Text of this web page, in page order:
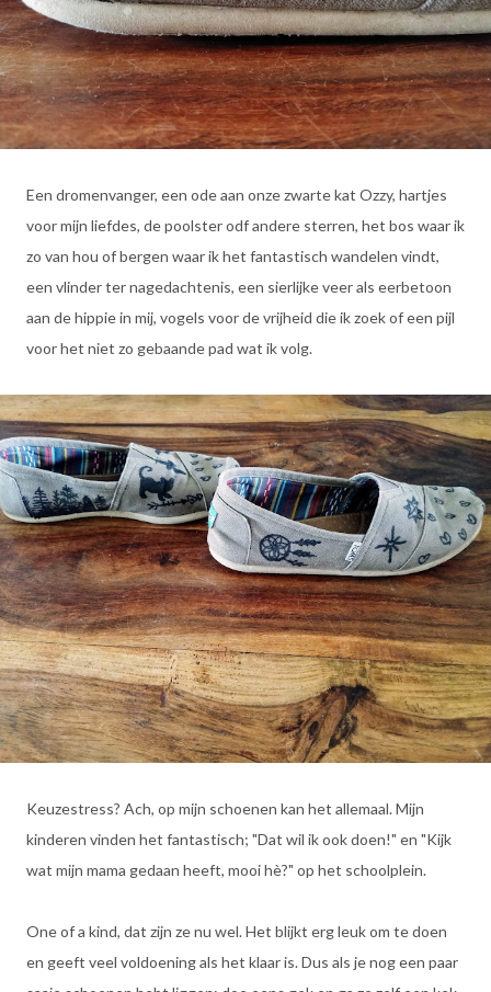
Een dromenvanger, een ode aan onze zwarte kat Ozzy, hartjes
voor mijn liefdes, de poolster odf andere sterren, het bos waar ik
zo van hou of bergen waar ik het fantastisch wandelen vindt,
een vlinder ter nagedachtenis, een sierlijke veer als eerbetoon
aan de hippie in mij, vogels voor de vrijheid die ik zoek of een pijl
voor het niet zo gebaande pad wat ik volg.
Keuzestress? Ach, op mijn schoenen kan het allemaal. Mijn
kinderen vinden het fantastisch; "Dat wil ik ook doen!" en "Kijk
wat mijn mama gedaan heeft, mooi hè?" op het schoolplein.
One of a kind, dat zijn ze nu wel. Het blijkt erg leuk om te doen
en geeft veel voldoening als het klaar is. Dus als je nog een paar